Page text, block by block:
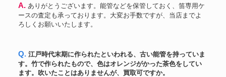
A. ありがとうございます。能管などを保管しておく、笛専用ケ
ースの査定も承っております。大変お手数ですが、当店までよ
ろしくお願いいたします。
Q. 江戸時代末期に作られたといわれる、古い能管を持っていま
す。竹で作られたもので、色はオレンジがかった茶色をしてい
ます。吹いたことはありませんが、買取可ですか。